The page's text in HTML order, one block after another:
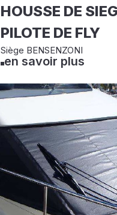
HOUSSE DE
PILOTE DE FLY
Siège BENSENZONI
en savoir plus